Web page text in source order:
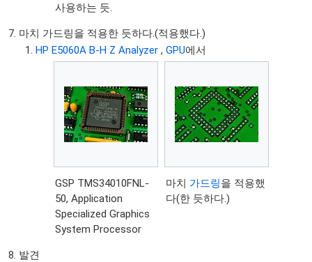
사용하는 듯.
마치 가드링을 적용한 듯하다.(적용했다.)
HP E5060A B-H Z Analyzer ,GPU에서
GSP TMS34010FNL-
50, Application
Specialized Graphics
System Processor
마치 가드링을 적용했
다(한 듯하다.)
발견